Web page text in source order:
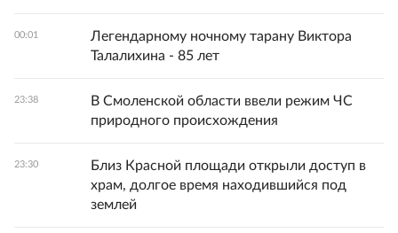
00:01
Легендарному ночному тарану Виктора
Талалихина - 85 лет
23:38
В Смоленской области ввели режим ЧС
природного происхождения
23:30
Близ Красной площади открыли доступ в
храм, долгое время находившийся под
землей